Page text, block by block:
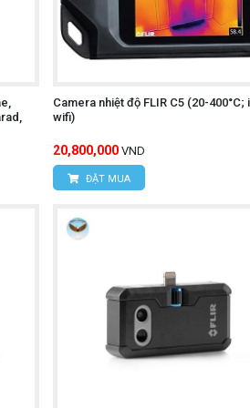
Camera nhiệt độ FLIR C5 (20-400°C;
wifi)
20,800,000 VND
ĐẶT MUA